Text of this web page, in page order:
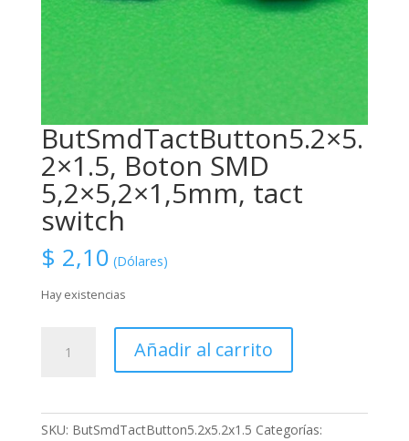
ButSmdTactButton5.2×5.
2×1.5, Boton SMD
5,2×5,2×1,5mm, tact
switch
$ 2,10 (Dólares)
Hay existencias
Boton
Añadir al carrito
SKU: ButSmdTactButton5.2x5.2x1.5 Categorías: